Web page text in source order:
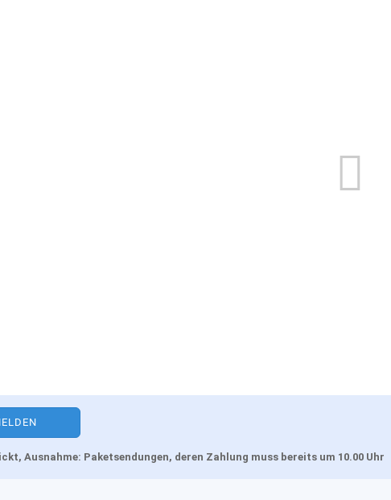
Ausnahme: Paketsendungen, deren Zahlung muss bereits um 10.00 Uhr